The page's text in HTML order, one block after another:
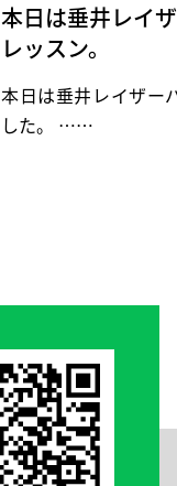
本日は垂井レイ
レッスン。
本日は垂井レイザー
した。 ……